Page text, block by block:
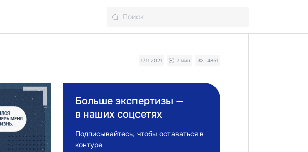
17.11.2021 7 мин 4851
Больше экспертизы —
в наших соцсетях
Подписывайтесь, чтобы оставаться в
контуре